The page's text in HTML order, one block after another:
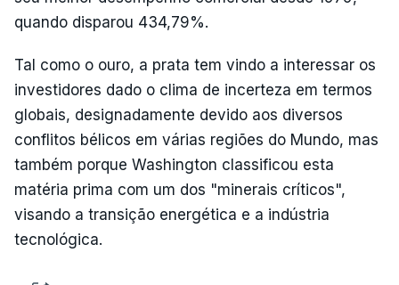
quando disparou 434,79%.
Tal como o ouro, a prata tem vindo a interessar os
investidores dado o clima de incerteza em termos
globais, designadamente devido aos diversos
conflitos bélicos em várias regiões do Mundo, mas
também porque Washington classificou esta
matéria prima com um dos "minerais críticos",
visando a transição energética e a indústria
tecnológica.